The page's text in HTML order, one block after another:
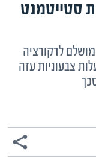
סטייטמנט
לדקורציה
צבעוניות עזה